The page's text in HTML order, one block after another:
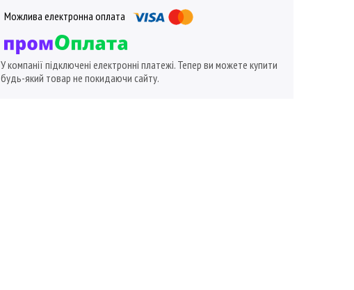
У компанії підключені електронні платежі. Тепер ви можете купити
будь-який товар не покидаючи сайту.